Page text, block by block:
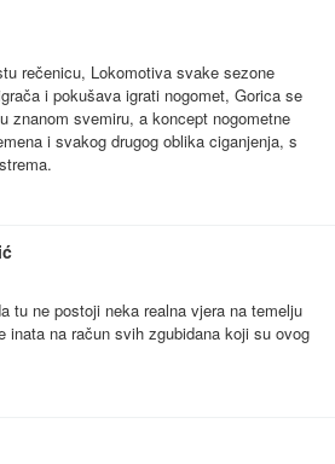
rečenicu, Lokomotiva svake sezone
i pokušava igrati nogomet, Gorica se
znanom svemiru, a koncept nogometne
i svakog drugog oblika ciganjenja, s
tu ne postoji neka realna vjera na temelju
inata na račun svih zgubidana koji su ovog